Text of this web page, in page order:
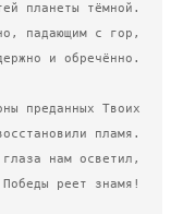
планеты тёмной.
падающим с гор,
и обречённо.
преданных Твоих
пламя.
нам осветил,
реет знамя!